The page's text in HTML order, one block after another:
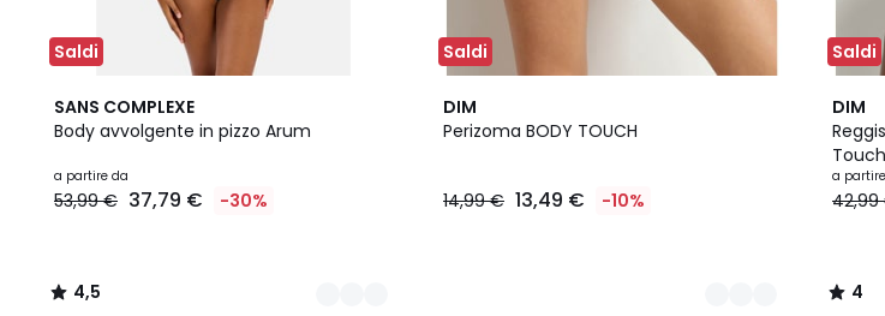
Saldi
SANS COMPLEXE
Body avvolgente in pizzo Arum
a partire da
53,99 € 37,79 € -30%
4,5
/ 5
2
Colori
4,5
/
Saldi
DIM
Perizoma BODY TOUCH
14,99 € 13,49 € -10%
2
Colori
Saldi
DIM
Touch
a
4
/
5
3
Colori
4
/